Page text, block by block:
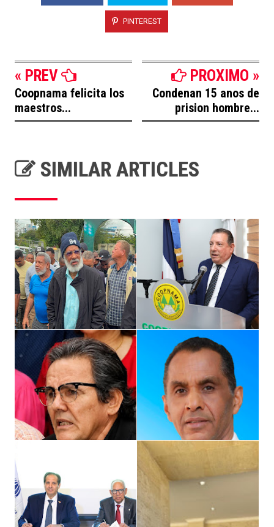
PINTEREST
« PREV
Coopnama felicita los
maestros...
PROXIMO »
Condenan 15 anos de
prision hombre...
SIMILAR ARTICLES